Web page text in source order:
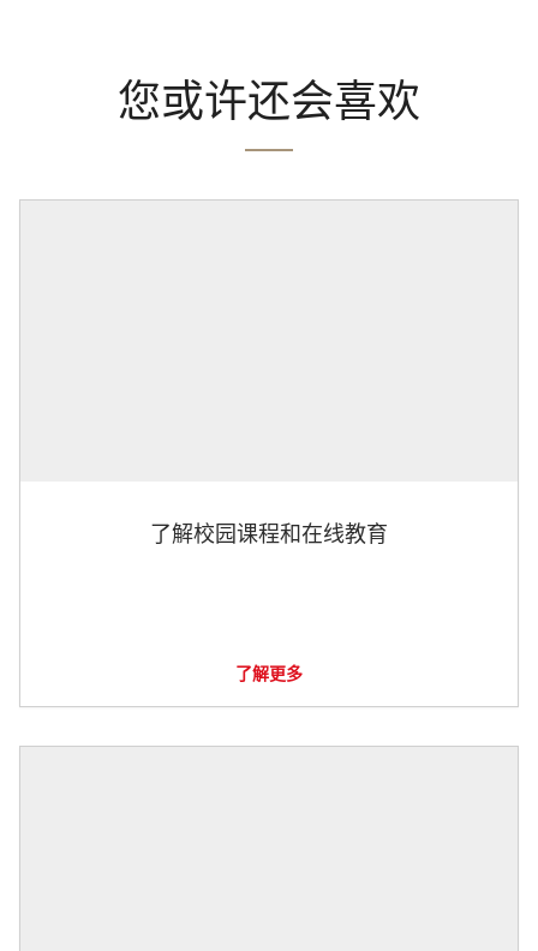
您或许还会喜欢
了解校园课程和在线教育
了解更多